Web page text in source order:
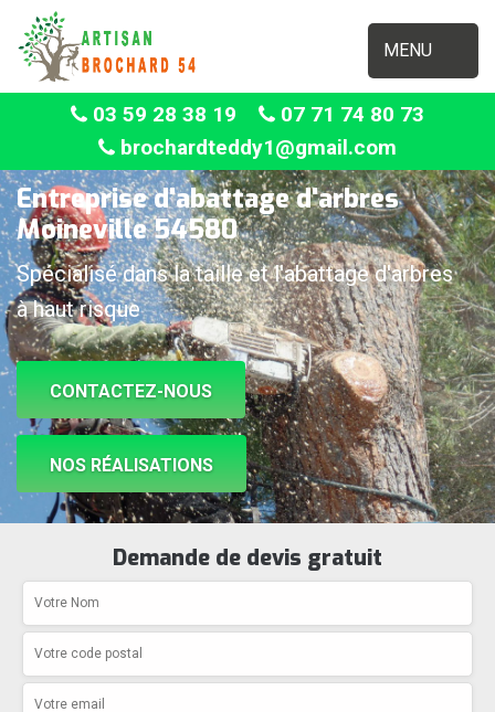
MENU
03 59 28 38 19
07 71 74 80 73
brochardteddy1@gmail.com
Entreprise d'abattage d'arbres
Moineville 54580
Spécialisé dans la taille et l'abattage d'arbres
à haut risque
CONTACTEZ-NOUS
NOS RÉALISATIONS
Demande de devis gratuit